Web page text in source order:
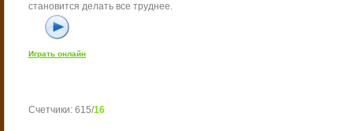
становится делать все труднее.
Играть онлайн
Счетчики: 615/16